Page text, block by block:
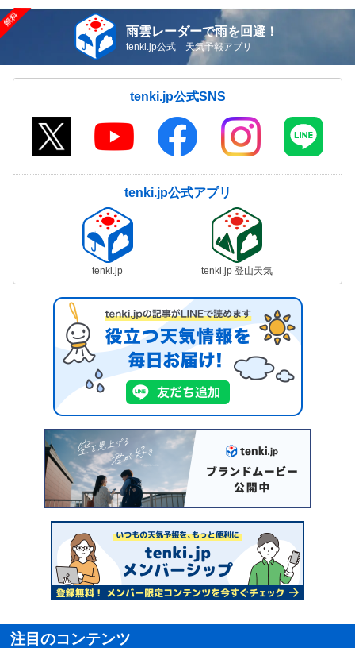
雨雲レーダーで雨を回避！
tenki.jp公式 天気予報アプリ
tenki.jp公式SNS
tenki.jp公式アプリ
tenki.jp tenki.jp 登山天気
注目のコンテンツ